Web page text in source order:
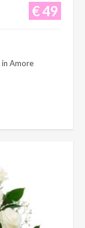
€ 49
in Amore